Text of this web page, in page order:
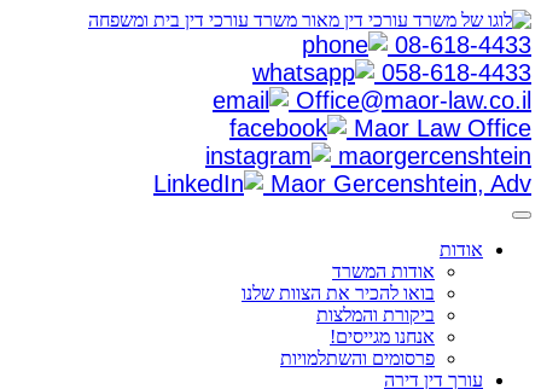
08-618-4433
058-618-4433
Office@maor-law.co.il
Maor Law Office
maorgercenshtein
Maor Gercenshtein, Adv
אודות
אודות המשרד
בואו להכיר את הצוות שלנו
ביקורת והמלצות
אנחנו מגייסים!
פרסומים והשתלמויות
עורך דין דירה